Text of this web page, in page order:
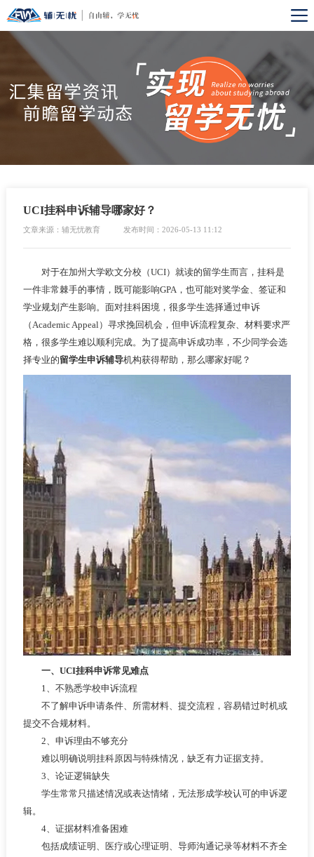
UCI挂科申诉辅导哪家好？
文章来源：辅无忧教育 发布时间：2026-05-13 11:12
对于在加州大学欧文分校（UCI）就读的留学生而言，挂科是
一件非常棘手的事情，既可能影响GPA，也可能对奖学金、签证和
学业规划产生影响。面对挂科困境，很多学生选择通过申诉
（Academic Appeal）寻求挽回机会，但申诉流程复杂、材料要求严
格，很多学生难以顺利完成。为了提高申诉成功率，不少同学会选
择专业的留学生申诉辅导机构获得帮助，那么哪家好呢？
一、UCI挂科申诉常见难点
1、不熟悉学校申诉流程
不了解申诉申请条件、所需材料、提交流程，容易错过时机或
提交不合规材料。
2、申诉理由不够充分
难以明确说明挂科原因与特殊情况，缺乏有力证据支持。
3、论证逻辑缺失
学生常常只描述情况或表达情绪，无法形成学校认可的申诉逻
辑。
4、证据材料准备困难
包括成绩证明、医疗或心理证明、导师沟通记录等材料不齐全